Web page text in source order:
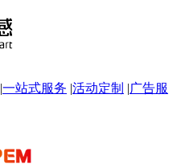
|一站式服务 |活动定制 |广告服